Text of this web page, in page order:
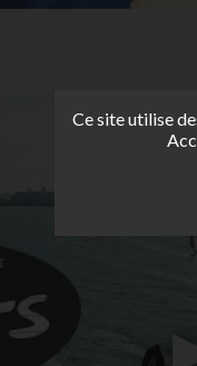
Ce site utilise